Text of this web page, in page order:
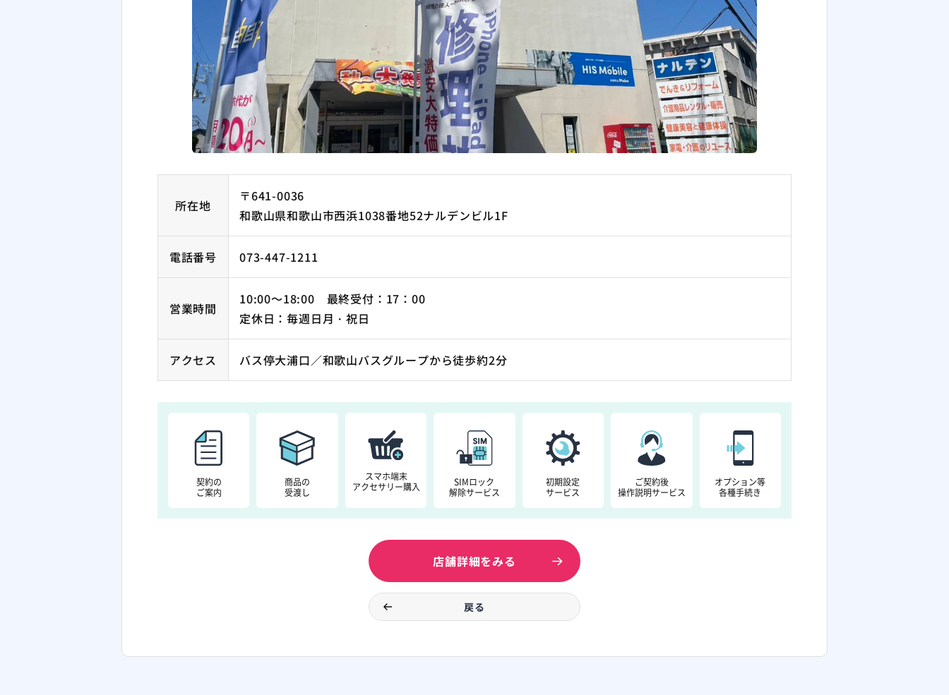
所在地
〒641-0036
和歌山県和歌山市西浜1038番地52ナルデンビル1F
電話番号 073-447-1211
営業時間
10:00～18:00 最終受付：17：00
定休日：毎週日月・祝日
アクセス バス停大浦口／和歌山バスグループから徒歩約2分
契約の
ご案内
商品の
受渡し
スマホ端末
アクセサリー購入
SIMロック
解除サービス
初期設定
サービス
ご契約後
操作説明サービス
オプション等
各種手続き
店舗詳細をみる
戻る